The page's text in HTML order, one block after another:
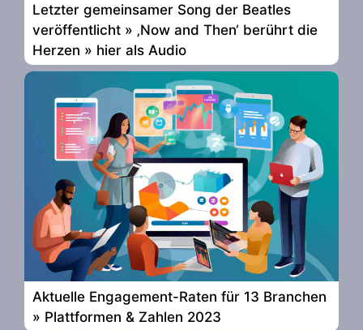
Letzter gemeinsamer Song der Beatles
veröffentlicht » ‚Now and Then‘ berührt die
Herzen » hier als Audio
Aktuelle Engagement-Raten für 13 Branchen
» Plattformen & Zahlen 2023